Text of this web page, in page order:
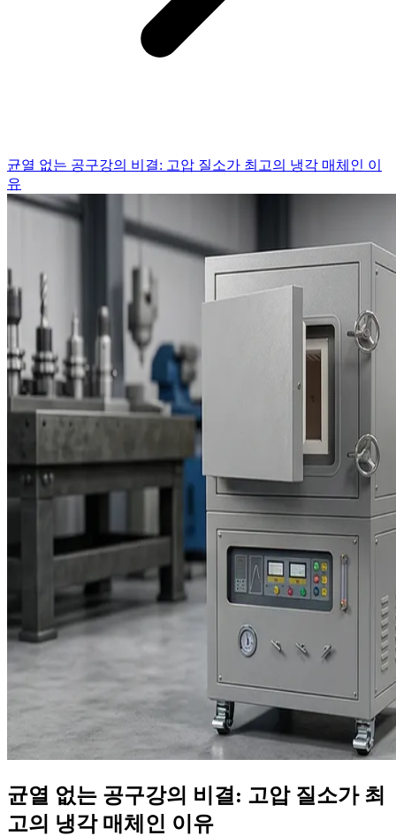
균열 없는 공구강의 비결: 고압 질소가 최고의 냉각 매체인 이
유
균열 없는 공구강의 비결: 고압 질소가 최
고의 냉각 매체인 이유